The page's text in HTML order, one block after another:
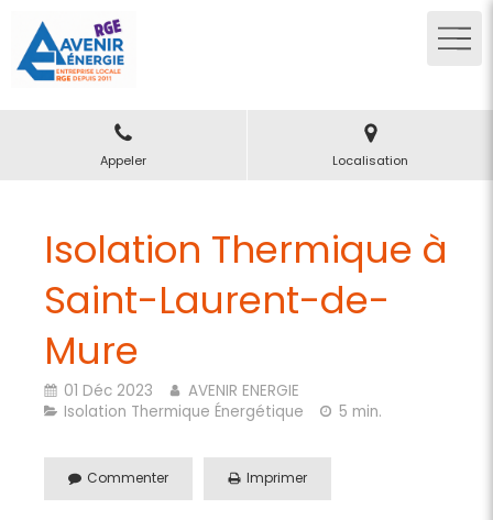
Appeler Localisation
Isolation Thermique à
Saint-Laurent-de-
Mure
01 Déc 2023
AVENIR ENERGIE
Isolation Thermique Énergétique
5 min.
Commenter Imprimer